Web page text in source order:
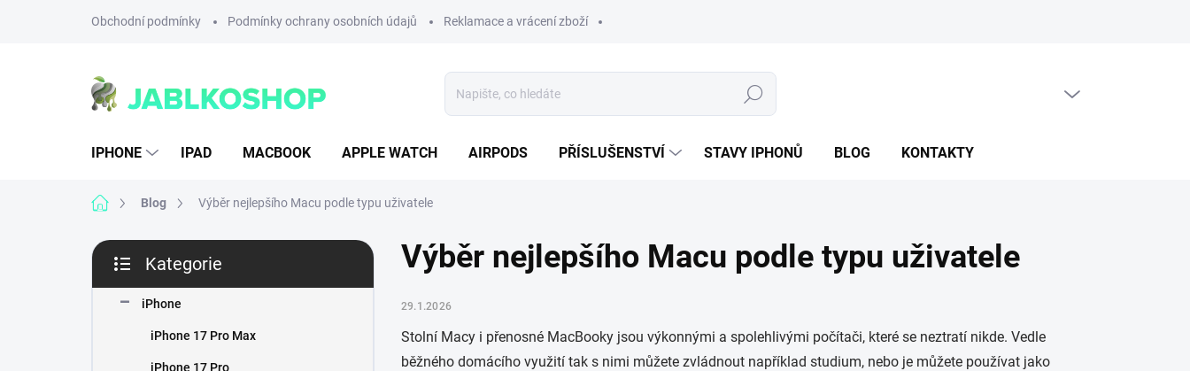
Obchodní podmínky Podmínky ochrany osobních údajů Reklamace a vrácení zboží
Hledat
IPHONE IPAD MACBOOK APPLE WATCH AIRPODS PŘÍSLUŠENSTVÍ STAVY IPHONŮ BLOG KONTAKTY
Domů Blog Výběr nejlepšího Macu podle typu uživatele
P
s
kategorie
Kategorie
iPhone
iPhone 17 Pro Max
iPhone 17 Pro
Výběr nejlepšího Macu podle typu uživatele
29.1.2026
Stolní Macy i přenosné MacBooky jsou výkonnými a spolehlivými počítači, které se neztratí nikde. Vedle
běžného domácího využití tak s nimi můžete zvládnout například studium, nebo je můžete používat jako